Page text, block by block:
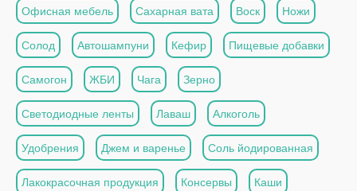
Офисная мебель Сахарная вата Воск Ножи
Солод Автошампуни Кефир Пищевые добавки
Самогон ЖБИ Чага Зерно
Светодиодные ленты Лаваш Алкоголь
Удобрения Джем и варенье Соль йодированная
Лакокрасочная продукция Консервы Каши